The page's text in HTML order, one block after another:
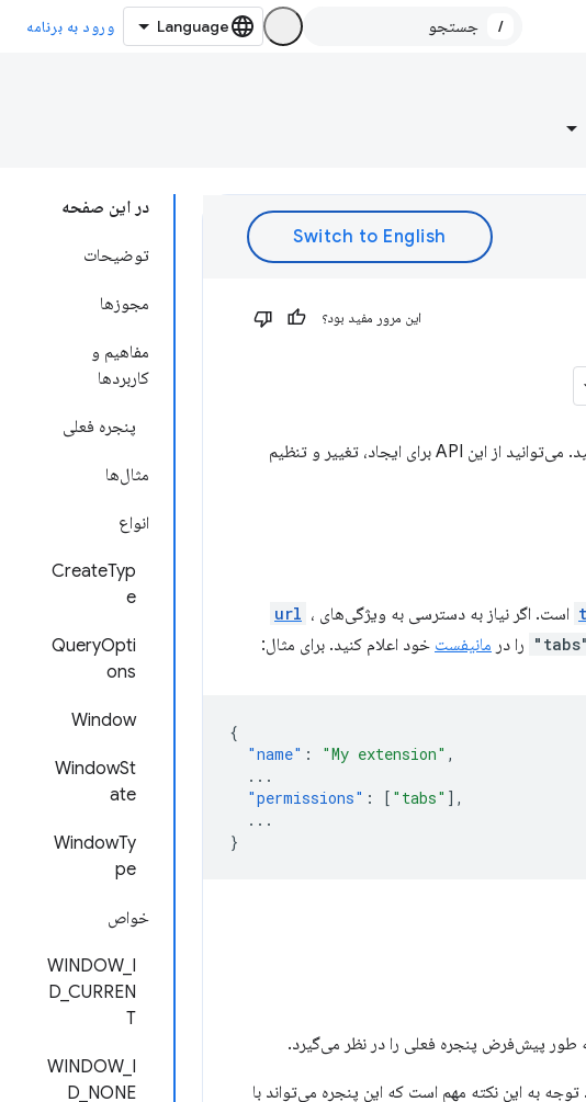
/ ورود به برنامه
در این صفحه
توضیحات
مجوزها
مفاهیم و
کاربردها
پنجره فعلی
مثال‌ها
انواع
CreateTyp
e
QueryOpti
ons
Window
WindowSt
ate
WindowTy
pe
خواص
WINDOW_I
D_CURREN
T
WINDOW_I
D_NONE
این مرور مفید بود؟
برای تعامل با پنجره‌های مرورگر استفاده کنید. می‌توانید از این API برای ایجاد، تغییر و تنظیم
است. اگر نیاز به دسترسی به ویژگی‌های url ،
"tabs" را در مانیفست خود اعلام کنید. برای مثال:
{
"name" : "My extension" ,
...
"permissions" : [ "tabs" ],
...
}
طور پیش‌فرض پنجره فعلی را در نظر می‌گیرد.
به این نکته مهم است که این پنجره می‌تواند با